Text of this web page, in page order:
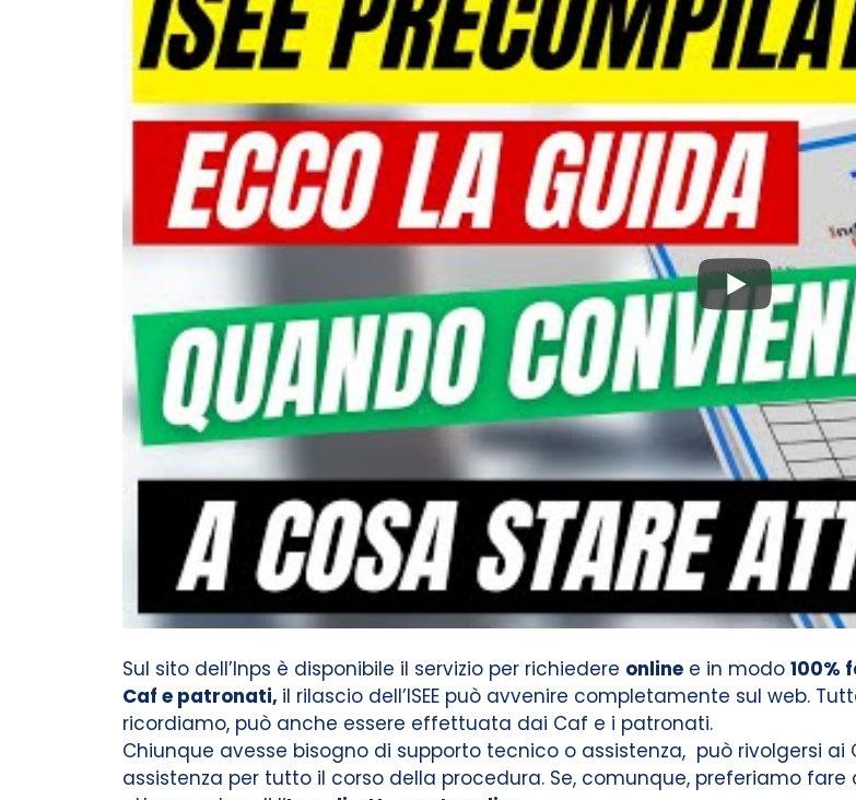
Sul sito dell’Inps è disponibile il servizio per richiedere online e in modo 100%
Caf e patronati, il rilascio dell’ISEE può avvenire completamente sul web.
ricordiamo, può anche essere effettuata dai Caf e i patronati.
Chiunque avesse bisogno di supporto tecnico o assistenza, può rivolgersi
assistenza per tutto il corso della procedura. Se, comunque, preferiamo